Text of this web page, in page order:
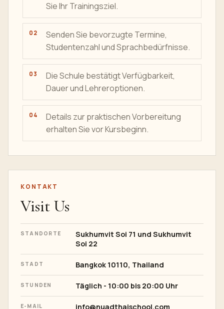
Sie Ihr Trainingsziel.
Senden Sie bevorzugte Termine,
Studentenzahl und Sprachbedürfnisse.
Die Schule bestätigt Verfügbarkeit,
Dauer und Lehreroptionen.
Details zur praktischen Vorbereitung
erhalten Sie vor Kursbeginn.
KONTAKT
Visit Us
STANDORTE
Sukhumvit Soi 71 und Sukhumvit
Soi 22
STADT Bangkok 10110, Thailand
STUNDEN Täglich - 10:00 bis 20:00 Uhr
E-MAIL info@nuadthaischool.com